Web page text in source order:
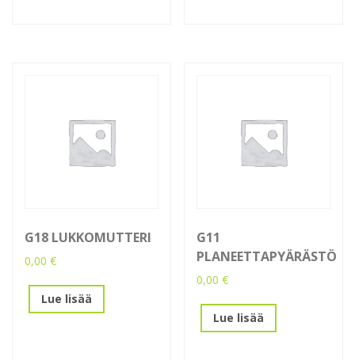
G18 LUKKOMUTTERI
0,00 €
Lue lisää
G11
PLANEETTAPYÄRÄSTÖ
0,00€
Lue lisää